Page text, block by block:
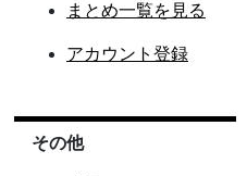
まとめ一覧を見る
アカウント登録
その他